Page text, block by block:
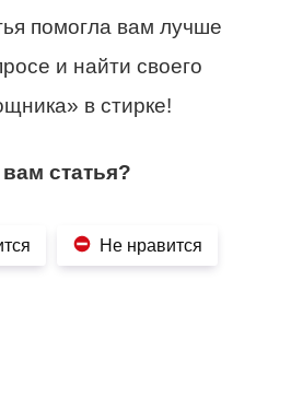
помогла вам лучше
и найти своего
в стирке!
вам статья?
Не нравится